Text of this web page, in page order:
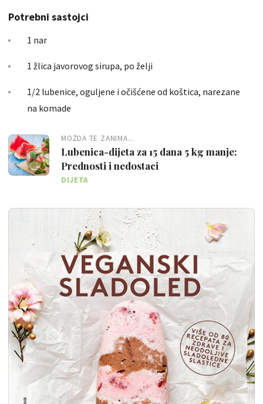
Potrebni sastojci
1 nar
1 žlica javorovog sirupa, po želji
1/2 lubenice, oguljene i očišćene od koštica, narezane
na komade
MOŽDA TE ZANIMA...
Lubenica-dijeta za 15 dana 5 kg manje:
Prednosti i nedostaci
DIJETA